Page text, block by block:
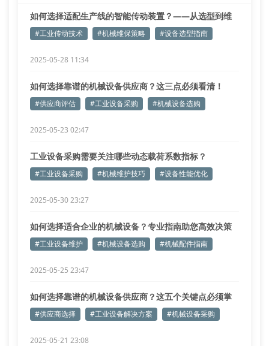
如何选择适配生产线的智能传动装置？——从选型到维
保全解析
#工业传动技术 #机械维保策略 #设备选型指南
2025-05-28 11:34
如何选择靠谱的机械设备供应商？这三点必须看清！
#供应商评估 #工业设备采购 #机械设备选购
2025-05-23 02:47
工业设备采购需要关注哪些动态载荷系数指标？
#工业设备采购 #机械维护技巧 #设备性能优化
2025-05-30 23:27
如何选择适合企业的机械设备？专业指南助您高效决策
#工业设备维护 #机械设备选购 #机械配件指南
2025-05-25 23:47
如何选择靠谱的机械设备供应商？这五个关键点必须掌
握#供应商选择 #工业设备解决方案 #机械设备采购
2025-05-21 23:08